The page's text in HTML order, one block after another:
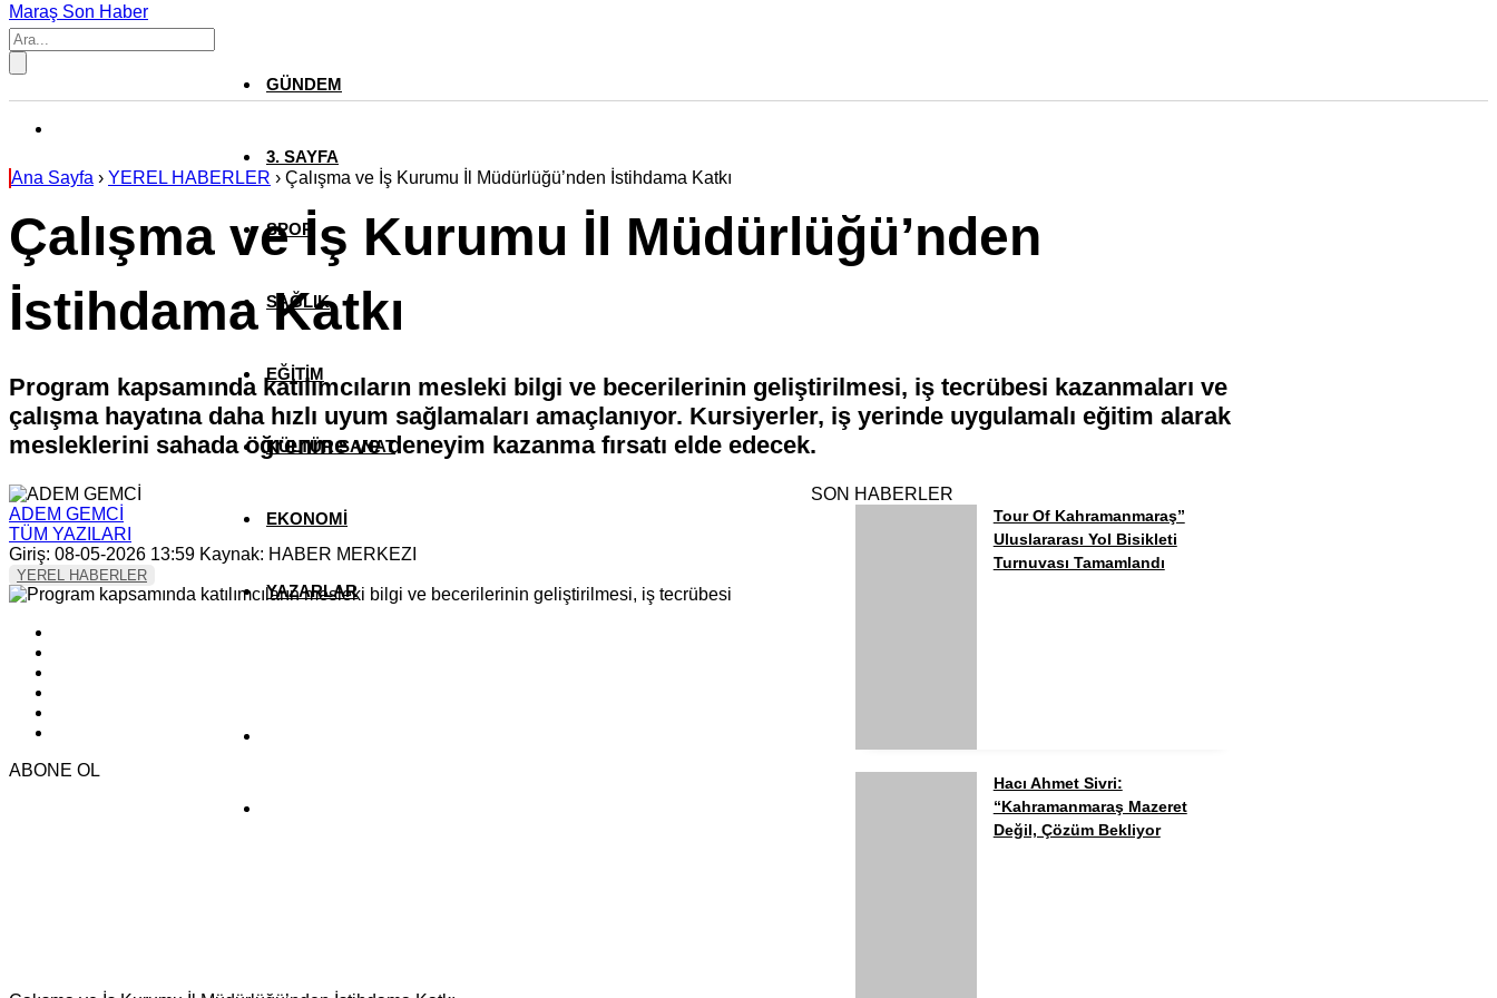
Maraş Son Haber
GÜNDEM
3. SAYFA
SPOR
SAĞLIK
EĞİTİM
KÜLTÜR SANAT
EKONOMİ
YAZARLAR
Ana Sayfa › YEREL HABERLER › Çalışma ve İş Kurumu İl Müdürlüğü’nden İstihdama Katkı
Çalışma ve İş Kurumu İl Müdürlüğü’nden
İstihdama Katkı
Program kapsamında katılımcıların mesleki bilgi ve becerilerinin geliştirilmesi, iş tecrübesi kazanmaları ve
çalışma hayatına daha hızlı uyum sağlamaları amaçlanıyor. Kursiyerler, iş yerinde uygulamalı eğitim alarak
mesleklerini sahada öğrenme ve deneyim kazanma fırsatı elde edecek.
ADEM GEMCİ
TÜM YAZILARI
Giriş: 08-05-2026 13:59 Kaynak: HABER MERKEZI
YEREL HABERLER
ABONE OL
SON HABERLER
Tour Of Kahramanmaraş”
Uluslararası Yol Bisikleti
Turnuvası Tamamlandı
Hacı Ahmet Sivri:
“Kahramanmaraş Mazeret
Değil, Çözüm Bekliyor